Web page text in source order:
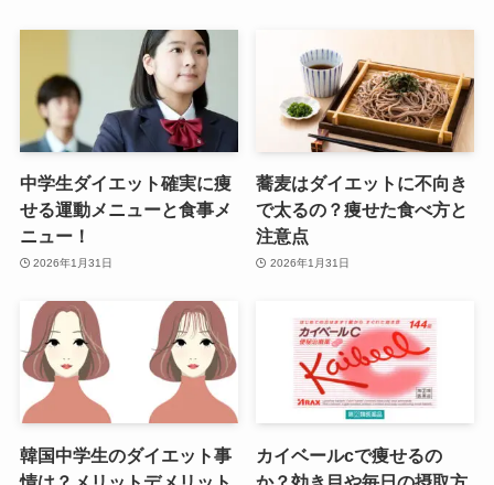
中学生ダイエット確実に痩
せる運動メニューと食事メ
ニュー！
2026年1月31日
蕎麦はダイエットに不向き
で太るの？痩せた食べ方と
注意点
2026年1月31日
韓国中学生のダイエット事
カイベールcで痩せるの